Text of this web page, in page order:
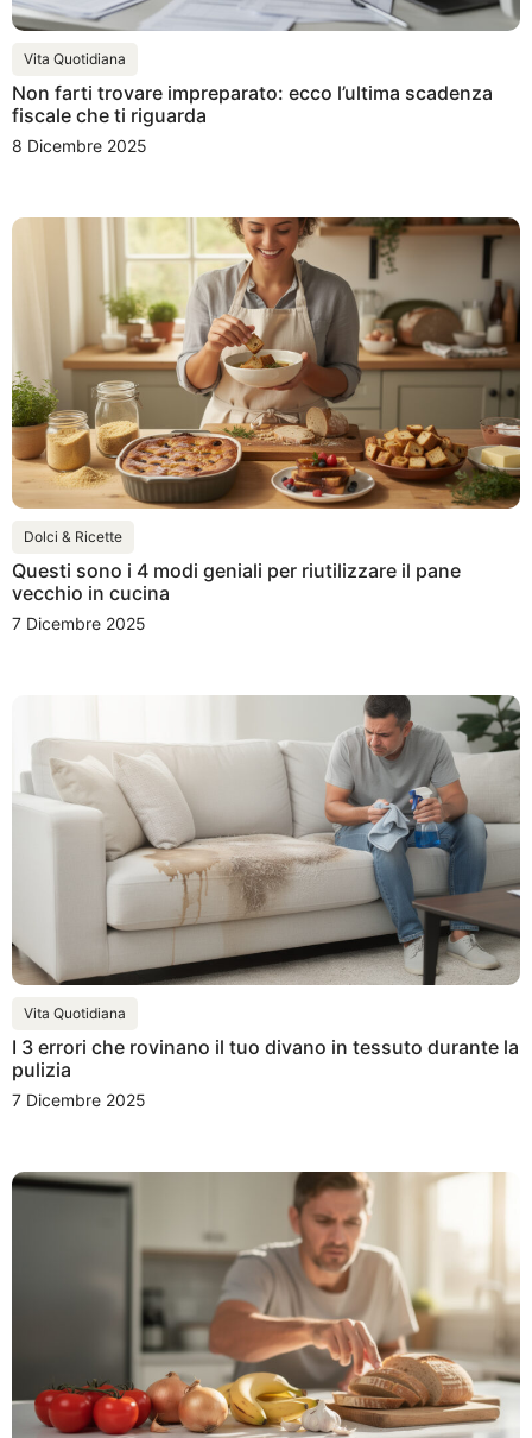
Vita Quotidiana
Non farti trovare impreparato: ecco l’ultima scadenza
fiscale che ti riguarda
8 Dicembre 2025
Dolci & Ricette
Questi sono i 4 modi geniali per riutilizzare il pane
vecchio in cucina
7 Dicembre 2025
Vita Quotidiana
I 3 errori che rovinano il tuo divano in tessuto durante la
pulizia
7 Dicembre 2025